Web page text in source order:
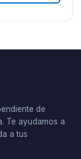
de
Te ayudamos a
a tus